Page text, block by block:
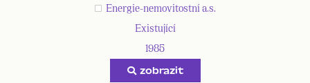
Energie-nemovitostní a.s.
Existující
1985
zobrazit